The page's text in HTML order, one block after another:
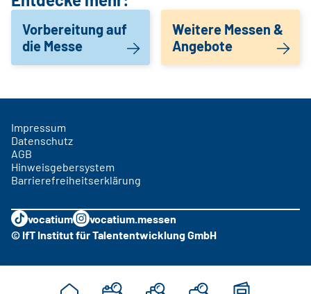
Vorbereitung auf
die Messe
Weitere Messen &
Angebote
Impressum
Datenschutz
AGB
Hinweisgebersystem
Barrierefreiheitserklärung
vocatium
vocatium.messen
© IfT Institut für Talententwicklung GmbH